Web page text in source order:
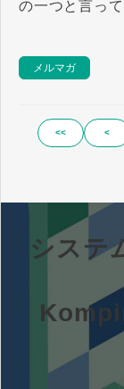
の一つと言っ
メルマガ
<< <
システ